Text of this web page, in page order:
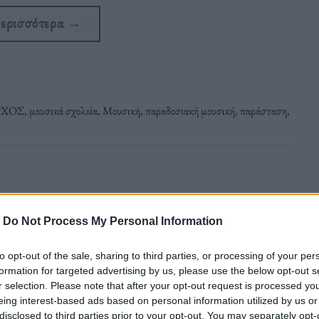
Do Not Process My Personal Information
opt-out of the sale, sharing to third parties, or processing of your
for targeted advertising by us, please use the below opt-out
selection. Please note that after your opt-out request is processed
interest-based ads based on personal information utilized by us
to third parties prior to your opt-out. You may separately
→
, μουσικά σχολεία, Μουσική,παραδοσιακή μουσική,παράσταση,
προσφυγισσών